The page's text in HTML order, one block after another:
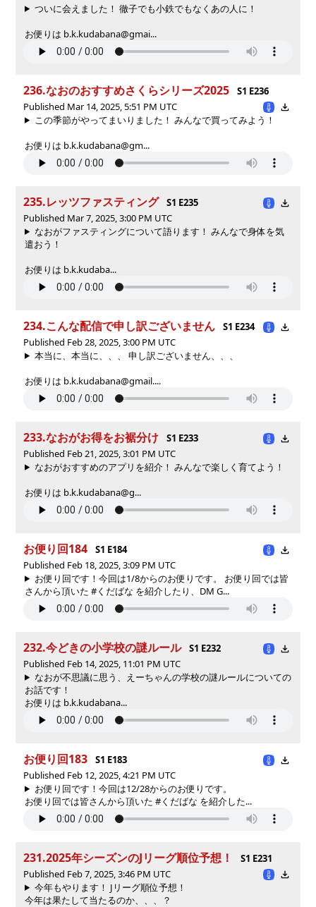
ついに会えました！ 徹子でも小鉄でもなくあの人に！
お便りは b.k.kudabana@gmai...
236.なおのおすすめさくらシリーズ2025
S1 E236
Published Mar 14, 2025, 5:51 PM UTC
この季節がやってまいりました！ みんなで買ってみよう！
お便りは b.k.kudabana@gm...
235.レッツファスティング
S1 E235
Published Mar 7, 2025, 3:00 PM UTC
なおがファスティングについて語ります！ みんなで身体を気
遣おう！
お便りは b.k.kudaba...
234.こんな配信で申し訳ございません
S1 E234
Published Feb 28, 2025, 3:00 PM UTC
本当に、本当に、、、 申し訳ございません、、、
お便りは b.k.kudabana@gmail....
233.なおがお得をお裾分け
S1 E233
Published Feb 21, 2025, 3:01 PM UTC
なおがおすすめのアプリを紹介！ みんなで楽しく育てよう！
お便りは b.k.kudabana@g...
お便り回184
S1 E184
Published Feb 18, 2025, 3:09 PM UTC
お便り回です！今回は1/8からのお便りです。 お便り回では皆
さんから頂いた #くだばな を紹介したり、DM G...
232.今どきの小学校の謎ルール
S1 E232
Published Feb 14, 2025, 11:01 PM UTC
なおが不思議に思う、えーちゃんの学校の謎ルールについての
お話です！
お便りは b.k.kudabana...
お便り回183
S1 E183
Published Feb 12, 2025, 4:21 PM UTC
お便り回です！今回は12/28からのお便りです。
お便り回では皆さんから頂いた #くだばな を紹介した...
231.2025年シーズンのJリーグ順位予想！
S1 E231
Published Feb 7, 2025, 3:46 PM UTC
今年もやります！ Jリーグ順位予想！
今年は果たして当たるのか、、、？